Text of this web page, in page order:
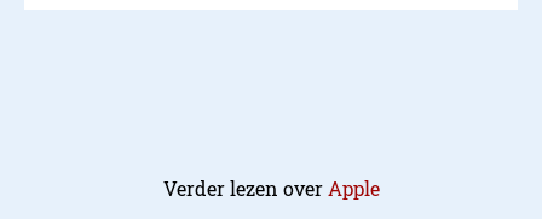
Verder lezen overApple